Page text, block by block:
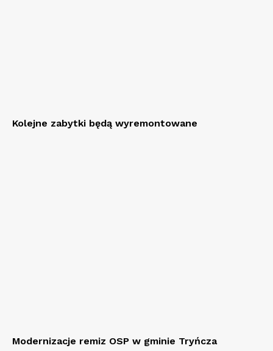
Kolejne zabytki będą wyremontowane
Modernizacje remiz OSP w gminie Tryńcza